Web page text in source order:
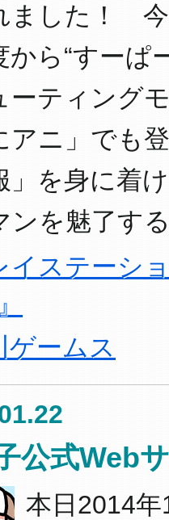
ました！
から“すーぱ
ーティング
アニ」でも
」を身に着
ンを魅了す
イステーシ
ゲームス
公式Web
本日2014